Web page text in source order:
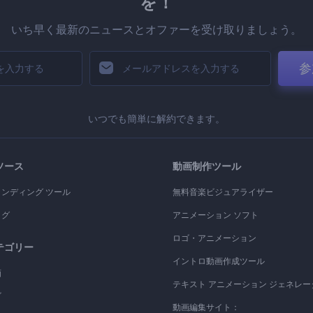
いち早く最新のニュースとオファーを受け取りましょう。
いつでも簡単に解約できます。
ース
ディング ツール
ゴリー
動画制作ツール
無料音楽ビジュアライザー
アニメーション ソフト
ロゴ・アニメーション
イントロ動画作成ツール
テキスト アニメーション ジェネレー
動画編集サイト：